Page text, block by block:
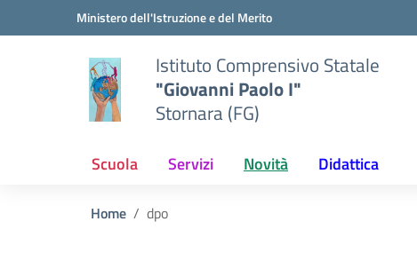
Vai ai contenuti
Vai al menu di navigazioneMinistero dell'Istruzione e del Merito
Istituto Comprensivo Statale
"Giovanni Paolo I"
Stornara (FG)
Scuola Servizi Novità Didattica
Home dpo